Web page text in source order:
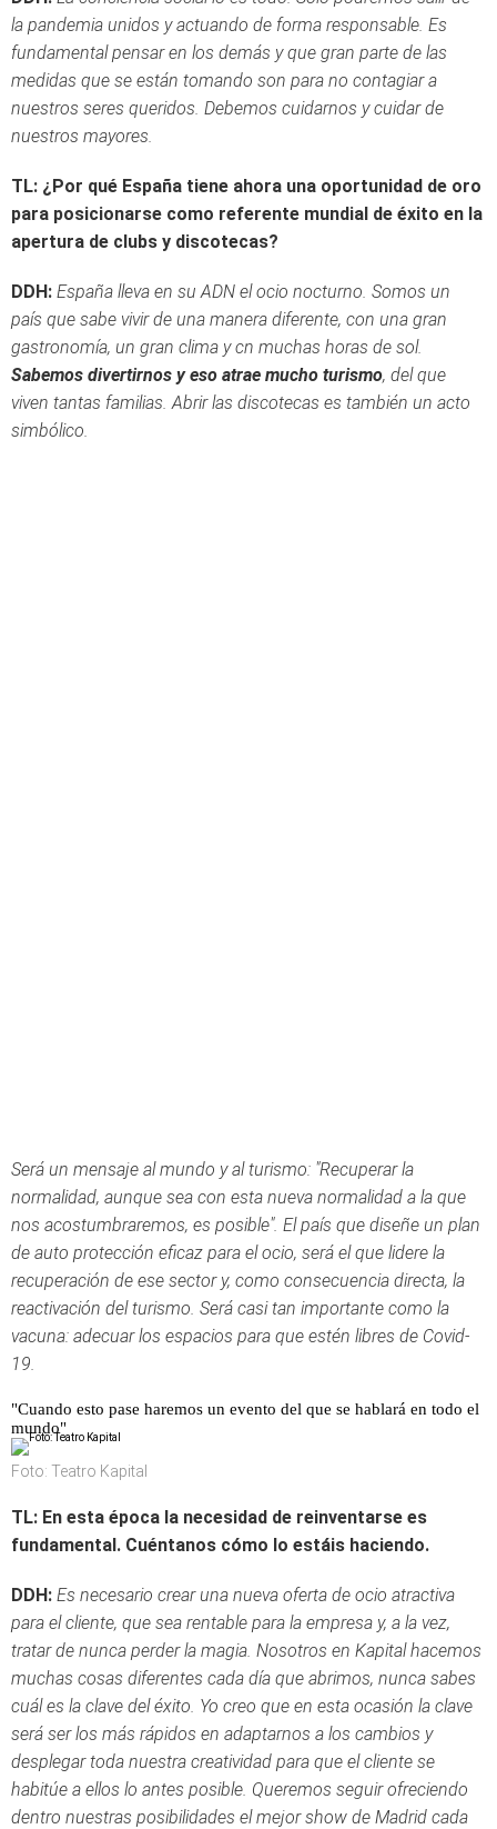
la pandemia unidos y actuando de forma responsable. Es
fundamental pensar en los demás y que gran parte de las
medidas que se están tomando son para no contagiar a
nuestros seres queridos. Debemos cuidarnos y cuidar de
nuestros mayores.
TL: ¿Por qué España tiene ahora una oportunidad de oro
para posicionarse como referente mundial de éxito en la
apertura de clubs y discotecas?
DDH: España lleva en su ADN el ocio nocturno. Somos un
país que sabe vivir de una manera diferente, con una gran
gastronomía, un gran clima y cn muchas horas de sol.
Sabemos divertirnos y eso atrae mucho turismo, del que
viven tantas familias. Abrir las discotecas es también un acto
simbólico.
Será un mensaje al mundo y al turismo: "Recuperar la
normalidad, aunque sea con esta nueva normalidad a la que
nos acostumbraremos, es posible". El país que diseñe un plan
de auto protección eficaz para el ocio, será el que lidere la
recuperación de ese sector y, como consecuencia directa, la
reactivación del turismo. Será casi tan importante como la
vacuna: adecuar los espacios para que estén libres de Covid-
19.
"Cuando esto pase haremos un evento del que se hablará en todo el
mundo"
Foto: Teatro Kapital
TL: En esta época la necesidad de reinventarse es
fundamental. Cuéntanos cómo lo estáis haciendo.
DDH: Es necesario crear una nueva oferta de ocio atractiva
para el cliente, que sea rentable para la empresa y, a la vez,
tratar de nunca perder la magia. Nosotros en Kapital hacemos
muchas cosas diferentes cada día que abrimos, nunca sabes
cuál es la clave del éxito. Yo creo que en esta ocasión la clave
será ser los más rápidos en adaptarnos a los cambios y
desplegar toda nuestra creatividad para que el cliente se
habitúe a ellos lo antes posible. Queremos seguir ofreciendo
dentro nuestras posibilidades el mejor show de Madrid cada